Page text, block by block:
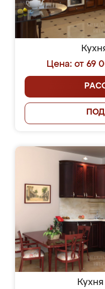
Цена: от 69